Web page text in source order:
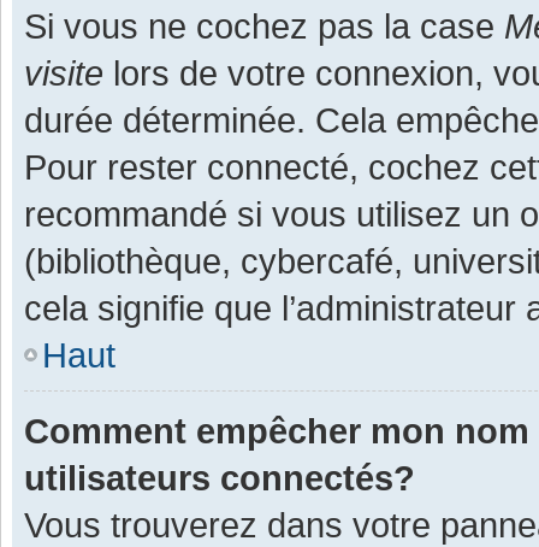
Si vous ne cochez pas la case
visite lors de votre connexion,
durée déterminée. Cela
Pour rester connecté, cochez
recommandé si vous utilisez un
(bibliothèque, cybercafé,
cela signifie que
Haut
Comment empêcher mon
utilisateurs connectés?
Vous trouverez dans votre